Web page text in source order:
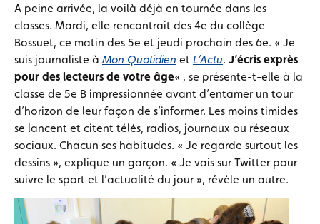
A peine arrivée, la voilà déjà en tournée dans les
classes. Mardi, elle rencontrait des 4e du collège
Bossuet, ce matin des 5e et jeudi prochain des 6e. « Je
suis journaliste à Mon Quotidien et L’Actu. J’écris exprès
pour des lecteurs de votre âge« , se présente-t-elle à la
classe de 5e B impressionnée avant d’entamer un tour
d’horizon de leur façon de s’informer. Les moins timides
se lancent et citent télés, radios, journaux ou réseaux
sociaux. Chacun ses habitudes. « Je regarde surtout les
dessins », explique un garçon. « Je vais sur Twitter pour
suivre le sport et l’actualité du jour », révèle un autre.